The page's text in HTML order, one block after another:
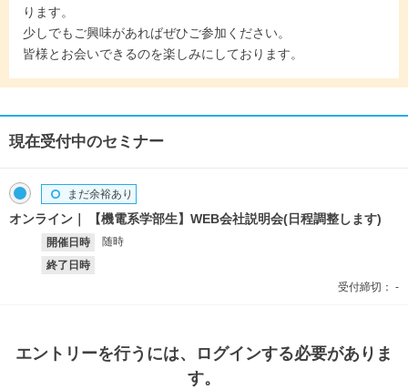
ります。
少しでもご興味があればぜひご参加ください。
皆様とお会いできるのを楽しみにしております。
現在受付中のセミナー
オンライン 【機電系学部生】WEB会社説明会(日程調整します)
開催日時
随時
終了日時
まだ余裕あり
受付締切： -
エントリーを行うには、ログインする必要がありま
す。